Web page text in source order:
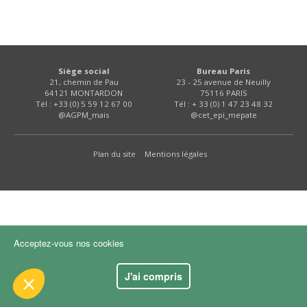
CEPM
IRRIGANTS DE FRANCE
GERM-SERVICES
EMPLOI
Siège social
21, chemin de Pau
64121 MONTARDON
Tél : +33 (0) 5 59 12 67 00
@AGPM_mais
Bureau Paris
23 - 25 avenue de Neuilly
75116 PARIS
Tél : + 33 (0) 1 47 23 48 32
@cet_epi_mepate
Plan du site Mentions légales
Acceptez-vous nos cookies
J'ai compris
contenu de ce site vous intéresse
:
certifiés par
Je choisis OK pour moi